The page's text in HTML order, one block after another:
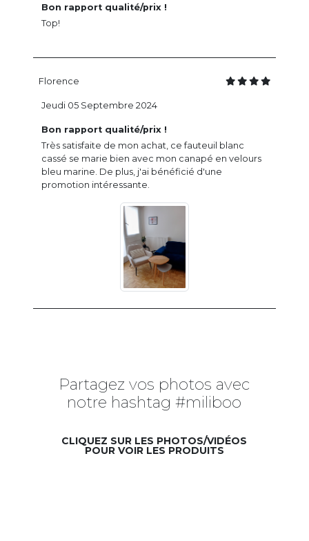
Bon rapport qualité/prix !
Top!
Florence
Bon rapport qualité/prix !
Très satisfaite de mon achat, ce fauteuil blanc
cassé se marie bien avec mon canapé en velours
bleu marine. De plus, j'ai bénéficié d'une
promotion intéressante.
Jeudi 05 Septembre 2024
Partagez vos photos avec
notre hashtag #miliboo
CLIQUEZ SUR LES PHOTOS/VIDÉOS
POUR VOIR LES PRODUITS